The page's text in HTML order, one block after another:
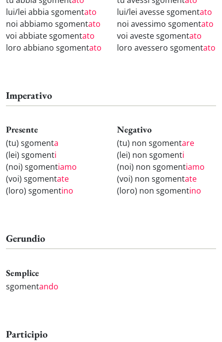
lui/lei abbia sgomentato
noi abbiamo sgomentato
voi abbiate sgomentato
loro abbiano sgomentato
lui/lei avesse sgomentato
noi avessimo sgomentato
voi aveste sgomentato
loro avessero sgomentato
Imperativo
Presente
(tu) sgomenta
(lei) sgomenti
(noi) sgomentiamo
(voi) sgomentate
(loro) sgomentino
Negativo
(tu) non sgomentare
(lei) non sgomenti
(noi) non sgomentiamo
(voi) non sgomentate
(loro) non sgomentino
Gerundio
Semplice
sgomentando
Participio